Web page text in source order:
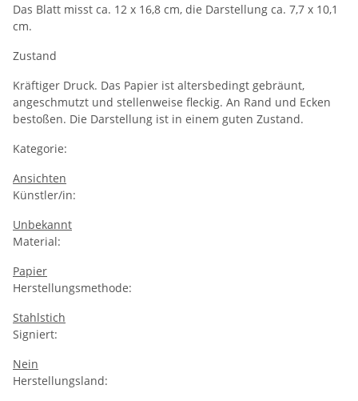
Das Blatt misst ca. 12 x 16,8 cm, die Darstellung ca. 7,7 x 10,1
cm.
Zustand
Kräftiger Druck. Das Papier ist altersbedingt gebräunt,
angeschmutzt und stellenweise fleckig. An Rand und Ecken
bestoßen. Die Darstellung ist in einem guten Zustand.
Kategorie:
Ansichten
Künstler/in:
Unbekannt
Material:
Papier
Herstellungsmethode:
Stahlstich
Signiert:
Nein
Herstellungsland: